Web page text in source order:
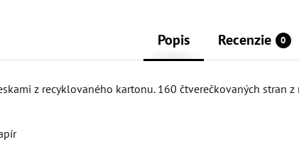
Popis Recenzie 0
z recyklovaného kartonu. 160 čtverečkovaných stran